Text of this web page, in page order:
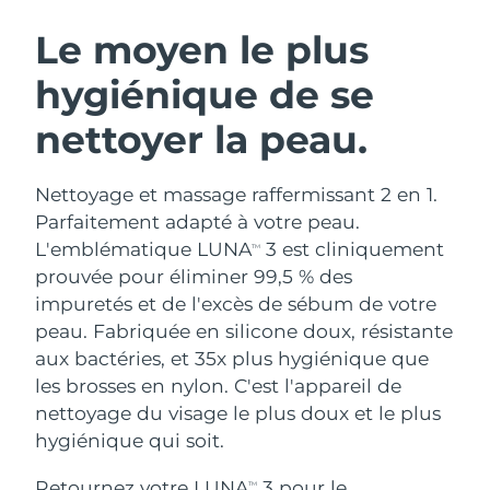
Le moyen le plus
hygiénique de se
nettoyer la peau.
Nettoyage et massage raffermissant 2 en 1.
Parfaitement adapté à votre peau.
L'emblématique LUNATM
3 est cliniquement
prouvée pour éliminer 99,5 % des
impuretés et de l'excès de sébum de votre
peau. Fabriquée en silicone doux, résistante
aux bactéries, et 35x plus hygiénique que
les brosses en nylon. C'est l'appareil de
nettoyage du visage le plus doux et le plus
hygiénique qui soit.
TM
Nettoyage du visage
Anti-aging massage
LUNA™ 4 Plus
Massage, LED heating
LUNA™ 4 Men
For men, anti-aging massage
Lifting
Microcurrent toning
BEAR™ 2 go
Microcurrent toning on-the-go
BEAR™ 2 eyes & lips
Microcurrent line smoothing device
Hydratation
UFO™ 3 coffret
Deep facial hydration
UFO™ 3 LED
Near-infrared and red light therapy
device
Soin bucco-dentaire
issa™ 4
Hybrid silicone sonic toothbrush
issa™ 4 plus
Smart hybrid silicone sonic toothbrush
FAQ™ TRAITEMENT ANTI-ÂGE
Anti-âge
NEW
Autriche Livraison estimée
Bahreïn Livraison estimée
Belgique Livraison estimée
Bermudes Livraison estimée8/16/26
Bosnie-Herzégovine Livraison estimée 8/13/26
Brunei Livraison estimée
Bulgarie Livraison estimée8/10/26
Canada Livraison estimée8/14/26
Chili